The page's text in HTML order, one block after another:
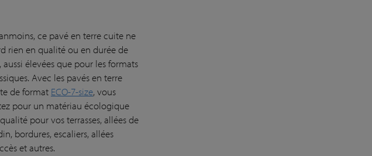
ce pavé en terre cuite ne
rien en qualité ou en durée de
aussi élevées que pour les formats
Avec les pavés en terre
de format ECO-7-size, vous
pour un matériau écologique
pour vos terrasses, allées de
bordures, escaliers, allées
et autres.